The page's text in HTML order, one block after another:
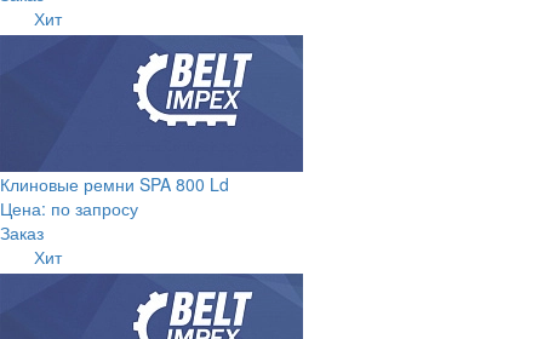
Хит
Клиновые ремни SPA 800 Ld
Цена: по запросу
Заказ
Хит